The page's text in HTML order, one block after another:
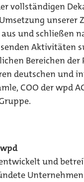
vollständigen
unserer
und schließen
Aktivitäten
Bereichen
deutschen und
COO der wpd
und